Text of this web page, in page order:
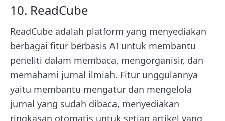
10. ReadCube
ReadCube adalah platform yang menyediakan
berbagai fitur berbasis AI untuk membantu
peneliti dalam membaca, mengorganisir, dan
memahami jurnal ilmiah. Fitur unggulannya
yaitu membantu mengatur dan mengelola
jurnal yang sudah dibaca, menyediakan
ringkasan otomatis untuk setiap artikel yang